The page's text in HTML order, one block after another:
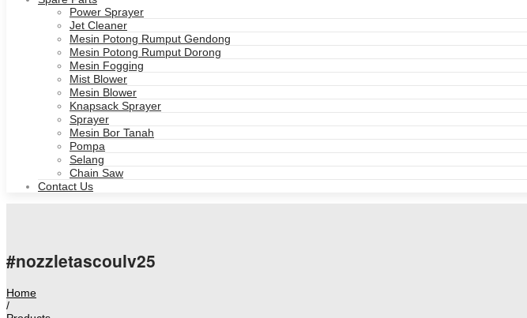
Power Sprayer
Jet Cleaner
Mesin Potong Rumput Gendong
Mesin Potong Rumput Dorong
Mesin Fogging
Mist Blower
Mesin Blower
Knapsack Sprayer
Sprayer
Mesin Bor Tanah
Pompa
Selang
Chain Saw
Contact Us
#nozzletascoulv25
Home
/